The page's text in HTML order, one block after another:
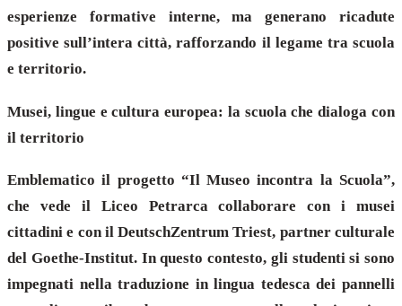
esperienze formative interne, ma generano ricadute
positive sull’intera città, rafforzando il legame tra scuola
e territorio.
Musei, lingue e cultura europea: la scuola che dialoga con
il territorio
Emblematico il progetto “Il Museo incontra la Scuola”,
che vede il Liceo Petrarca collaborare con i musei
cittadini e con il DeutschZentrum Triest, partner culturale
del Goethe-Institut. In questo contesto, gli studenti si sono
impegnati nella traduzione in lingua tedesca dei pannelli